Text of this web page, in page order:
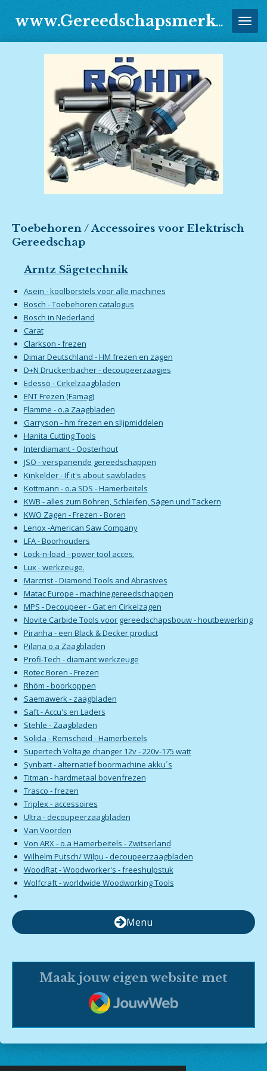
direct
www.Gereedschapsmerken.Jouwweb.nl
Toebehoren / Accessoires voor Elektrisch
Gereedschap
Arntz Sägetechnik
Asein - koolborstels voor alle machines
Bosch - Toebehoren catalogus
Bosch in Nederland
Carat
Clarkson - frezen
Dimar Deutschland - HM frezen en zagen
D+N Druckenbacher - decoupeerzaagjes
Edessö - Cirkelzaagbladen
ENT Frezen (Famag)
Flamme - o.a Zaagbladen
Garryson - hm frezen en slijpmiddelen
Hanita Cutting Tools
Interdiamant - Oosterhout
JSO - verspanende gereedschappen
Kinkelder - If it's about sawblades
Kottmann - o.a SDS - Hamerbeitels
KWB - alles zum Bohren, Schleifen, Sägen und Tackern
KWO Zagen - Frezen - Boren
Lenox -American Saw Company
LFA - Boorhouders
Lock-n-load - power tool acces.
Lux - werkzeuge.
Marcrist - Diamond Tools and Abrasives
Matac Europe - machinegereedschappen
MPS - Decoupeer - Gat en Cirkelzagen
Novite Carbide Tools voor gereedschapsbouw - houtbewerking
Piranha - een Black & Decker product
Pilana o.a Zaagbladen
Profi-Tech - diamant werkzeuge
Rotec Boren - Frezen
Rhöm - boorkoppen
Saemawerk - zaagbladen
Saft - Accu's en Laders
Stehle - Zaagbladen
Solida - Remscheid - Hamerbeitels
Supertech Voltage changer 12v - 220v-175 watt
Synbatt - alternatief boormachine akku´s
Titman - hardmetaal bovenfrezen
Trasco - frezen
Triplex - accessoires
Ultra - decoupeerzaagbladen
Van Voorden
Von ARX - o.a Hamerbeitels - Zwitserland
Wilhelm Putsch/ Wilpu - decoupeerzaagbladen
WoodRat - Woodworker's - freeshulpstuk
Wolfcraft - worldwide Woodworking Tools
Menu
Maak jouw eigen website met
JouwWeb